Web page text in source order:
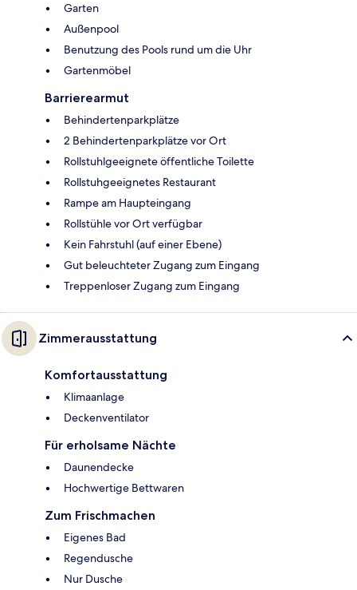
Garten
Außenpool
Benutzung des Pools rund um die Uhr
Gartenmöbel
Barrierearmut
Behindertenparkplätze
2 Behindertenparkplätze vor Ort
Rollstuhlgeeignete öffentliche Toilette
Rollstuhgeeignetes Restaurant
Rampe am Haupteingang
Rollstühle vor Ort verfügbar
Kein Fahrstuhl (auf einer Ebene)
Gut beleuchteter Zugang zum Eingang
Treppenloser Zugang zum Eingang
Zimmerausstattung
Komfortausstattung
Klimaanlage
Deckenventilator
Für erholsame Nächte
Daunendecke
Hochwertige Bettwaren
Zum Frischmachen
Eigenes Bad
Regendusche
Nur Dusche